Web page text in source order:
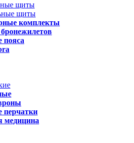
щиты
щиты
комплекты
пояса
перчатки
медицина